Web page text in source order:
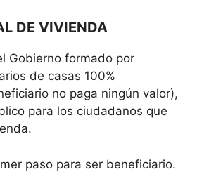
DE VIVIENDA
Gobierno formado por
de casas 100%
no paga ningún valor),
para los ciudadanos que
paso para ser beneficiario.